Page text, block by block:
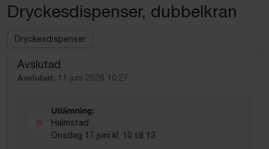
Dryckesdispenser, dubbelkran
Dryckesdispenser
Avslutad
Avslutad: 11 juni 2026 10:27
Utlämning:
Halmstad
Onsdag 17 juni kl. 10 till 13